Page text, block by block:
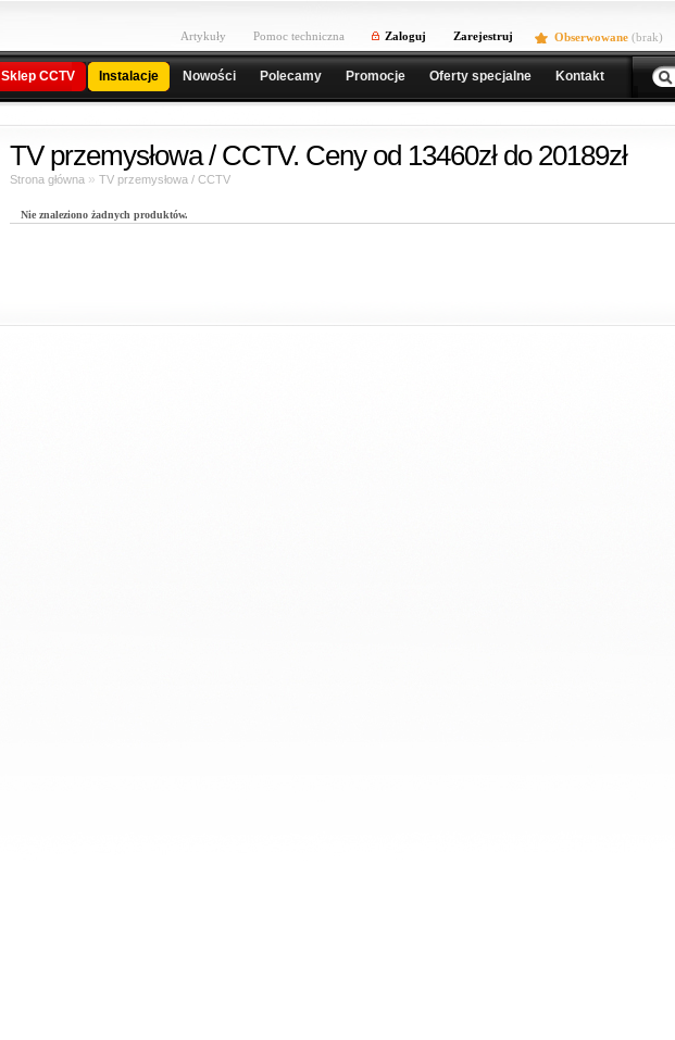
Artykuły Pomoc techniczna Zaloguj Zarejestruj Obserwowane (brak)
Sklep CCTV Instalacje Nowości Polecamy Promocje Oferty specjalne Kontakt
TV przemysłowa / CCTV. Ceny od 13460zł do 20189zł
Strona główna » TV przemysłowa / CCTV
Nie znaleziono żadnych produktów.